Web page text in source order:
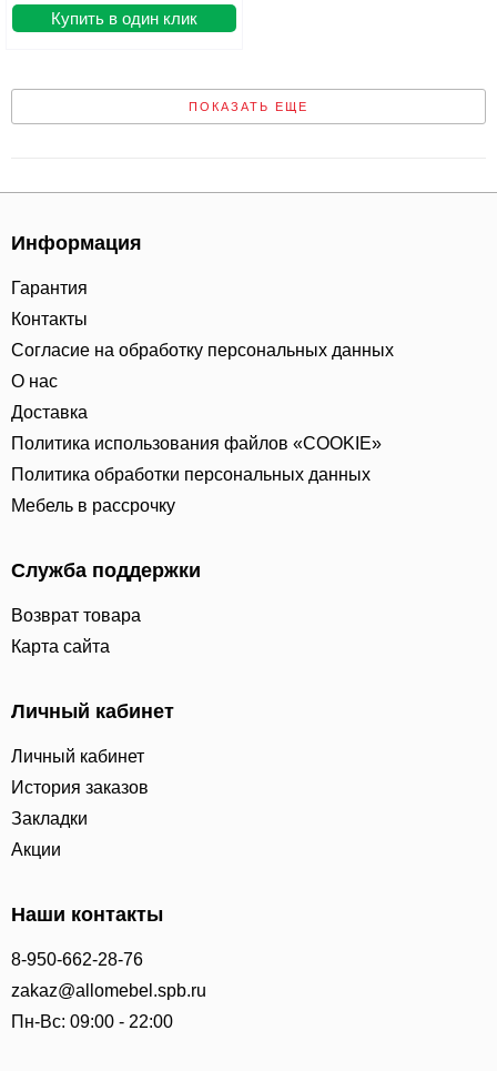
Купить в один клик
ПОКАЗАТЬ ЕЩЕ
Информация
Гарантия
Контакты
Согласие на обработку персональных данных
О нас
Доставка
Политика использования файлов «COOKIE»
Политика обработки персональных данных
Мебель в рассрочку
Служба поддержки
Возврат товара
Карта сайта
Личный кабинет
Личный кабинет
История заказов
Закладки
Акции
Наши контакты
8-950-662-28-76
zakaz@allomebel.spb.ru
Пн-Вс: 09:00 - 22:00